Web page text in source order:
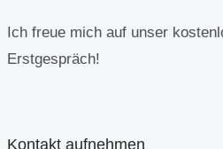
Ich freue mich auf unser
Erstgespräch!
Kontakt aufnehmen